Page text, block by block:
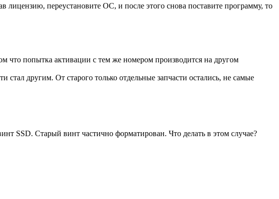
переустановите ОС, и после этого снова поставите программу, то
что попытка активации с тем же номером производится на другом
другим. От старого только отдельные запчасти остались, не самые
SSD. Старый винт частично форматирован. Что делать в этом случае?